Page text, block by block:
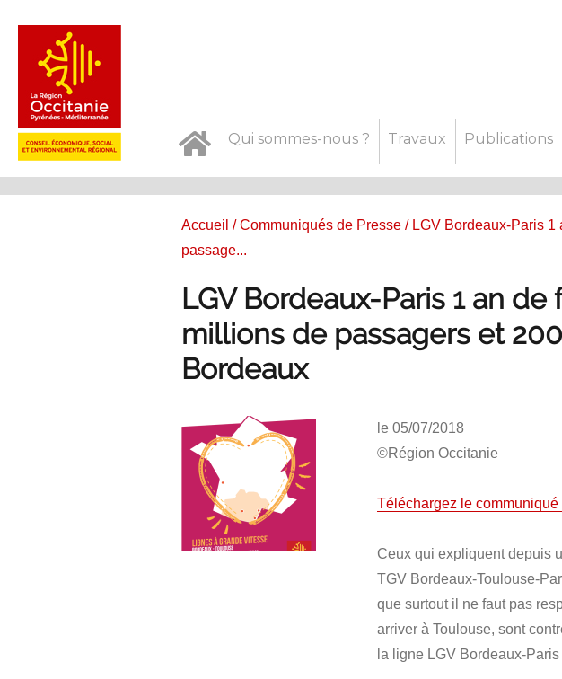
Qui sommes-nous ? Travaux Publications
Accueil /Communiqués de Presse/ LGV Bordeaux-Paris 1
passage...
LGV Bordeaux-Paris 1 an
millions de passagers et
Bordeaux
le 05/07/2018
©Région Occitanie
Téléchargez le communiqué
Ceux qui expliquent depuis
TGV Bordeaux-Toulouse-
que surtout il ne faut pas
arriver à Toulouse, sont
la ligne LGV Bordeaux-Paris